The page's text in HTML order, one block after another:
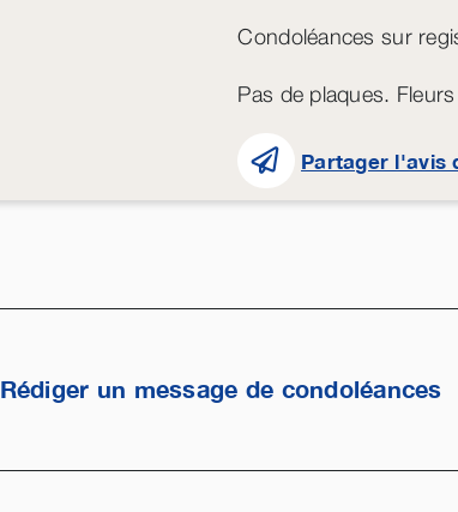
Condoléances sur
Pas de plaques.
Partager l'avis
Rédiger un message de condoléances